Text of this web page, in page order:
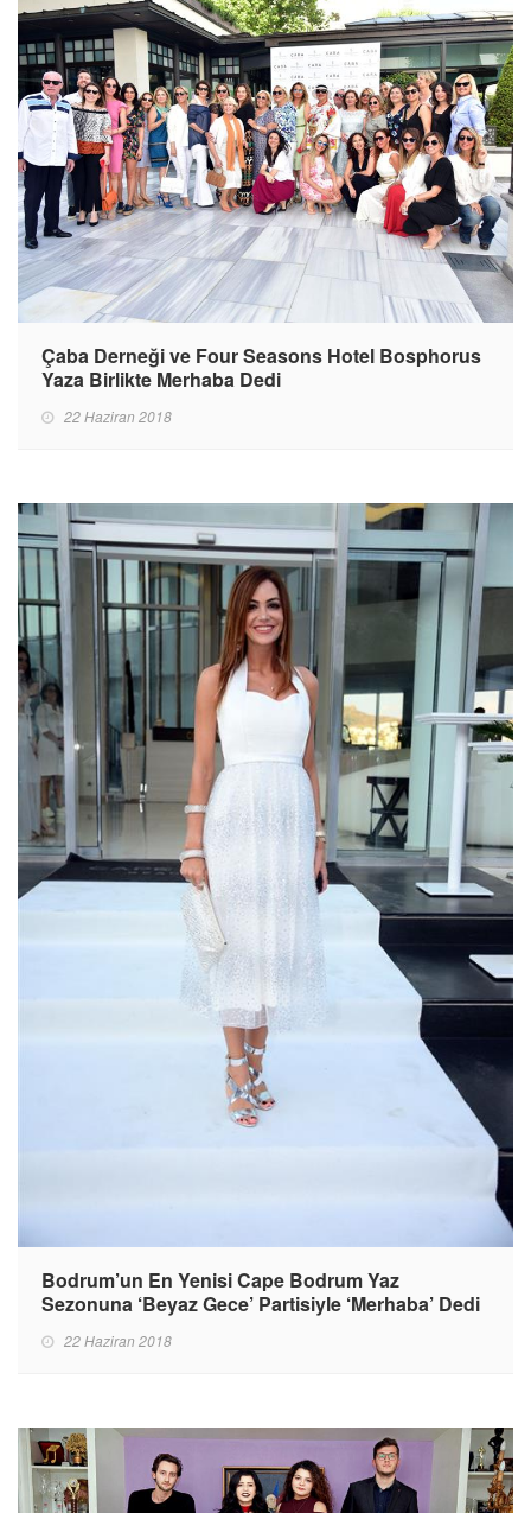
Çaba Derneği ve Four Seasons Hotel Bosphorus
Yaza Birlikte Merhaba Dedi
22 Haziran 2018
Bodrum’un En Yenisi Cape Bodrum Yaz
Sezonuna ‘Beyaz Gece’ Partisiyle ‘Merhaba’ Dedi
22 Haziran 2018